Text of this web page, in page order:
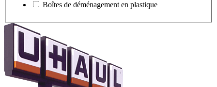
Boîtes de déménagement en plastique